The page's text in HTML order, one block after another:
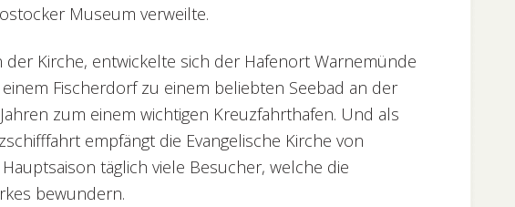
Museum verweilte.
Kirche, entwickelte sich der Hafenort Warnemünde
Fischerdorf zu einem beliebten Seebad an der
zum einem wichtigen Kreuzfahrthafen. Und als
empfängt die Evangelische Kirche von
täglich viele Besucher, welche die
bewundern.